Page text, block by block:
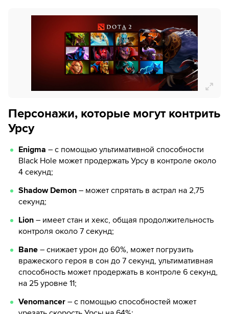
Персонажи, которые могут контрить
Урсу
Enigma – с помощью ультимативной способности
Black Hole может продержать Урсу в контроле около
4 секунд;
Shadow Demon – может спрятать в астрал на 2,75
секунд;
Lion – имеет стан и хекс, общая продолжительность
контроля около 7 секунд;
Bane – снижает урон до 60%, может погрузить
вражеского героя в сон до 7 секунд, ультимативная
способность может продержать в контроле 6 секунд,
на 25 уровне 11;
Venomancer – с помощью способностей может